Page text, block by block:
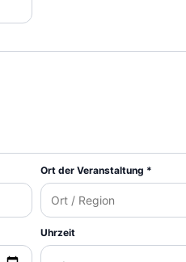
Ort der Veranstaltung *
Uhrzeit